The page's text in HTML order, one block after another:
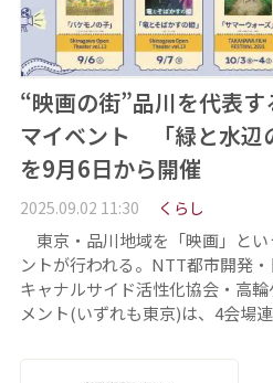
“映画の街”品川を代表
マイベント 「緑と水辺
を9月6日から開催
2025.09.02 11:30 くらし
東京・品川地域を「映画」と
ントが行われる。NTT都市開発
キャナルサイド活性化協会・高
メント(いずれも東京)は、4会場